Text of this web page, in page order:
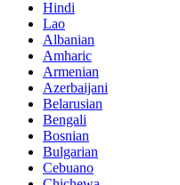
Hindi
Lao
Albanian
Amharic
Armenian
Azerbaijani
Belarusian
Bengali
Bosnian
Bulgarian
Cebuano